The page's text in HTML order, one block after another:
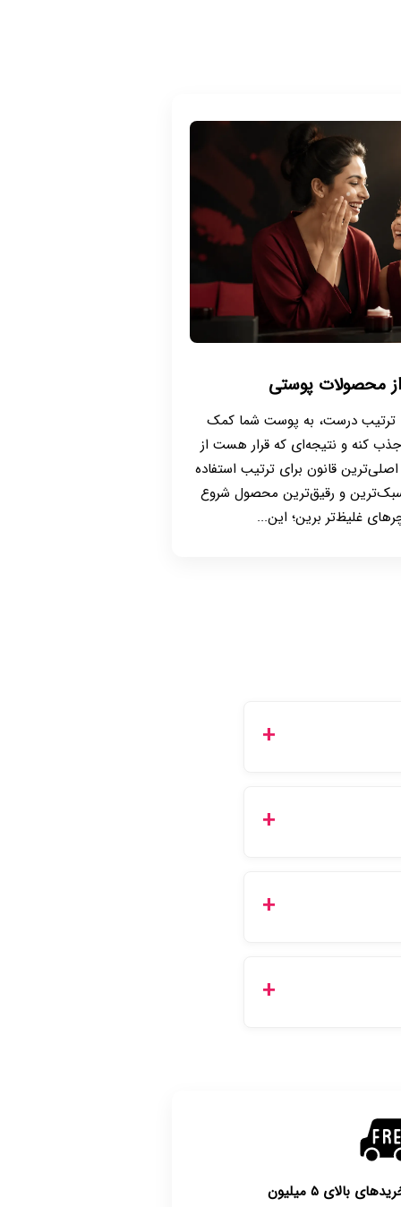
محصولات پوستی
ترتیب درست، به پوست شما کمک
کنه و نتیجه‌ای که قرار هست از
قانون برای ترتیب استفاده
و رقیق‌ترین محصول شروع
غلیظ‌تر برین؛ این...
بالای ۵ میلیون